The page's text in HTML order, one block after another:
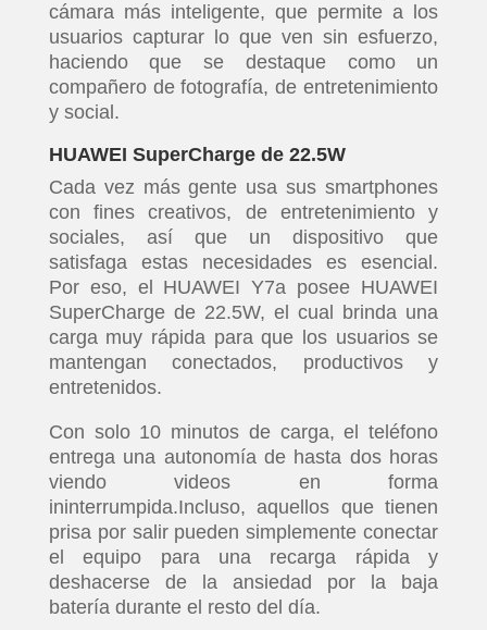
cámara más inteligente, que permite a los
usuarios capturar lo que ven sin esfuerzo,
haciendo que se destaque como un
compañero de fotografía, de entretenimiento
y social.
HUAWEI SuperCharge de 22.5W
Cada vez más gente usa sus smartphones
con fines creativos, de entretenimiento y
sociales, así que un dispositivo que
satisfaga estas necesidades es esencial.
Por eso, el HUAWEI Y7a posee HUAWEI
SuperCharge de 22.5W, el cual brinda una
carga muy rápida para que los usuarios se
mantengan conectados, productivos y
entretenidos.
Con solo 10 minutos de carga, el teléfono
entrega una autonomía de hasta dos horas
viendo videos en forma
ininterrumpida.Incluso, aquellos que tienen
prisa por salir pueden simplemente conectar
el equipo para una recarga rápida y
deshacerse de la ansiedad por la baja
batería durante el resto del día.